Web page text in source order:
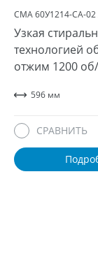
СМА 60У1214-СА-02
Узкая
технологией
отжим 1200
596 мм
СРАВНИТЬ